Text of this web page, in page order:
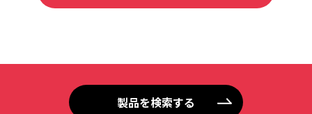
製品を検索する